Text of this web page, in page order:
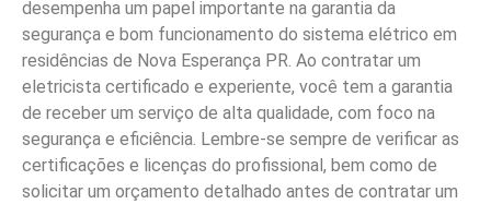
desempenha um papel importante na garantia da
segurança e bom funcionamento do sistema elétrico em
residências de Nova Esperança PR. Ao contratar um
eletricista certificado e experiente, você tem a garantia
de receber um serviço de alta qualidade, com foco na
segurança e eficiência. Lembre-se sempre de verificar as
certificações e licenças do profissional, bem como de
solicitar um orçamento detalhado antes de contratar um